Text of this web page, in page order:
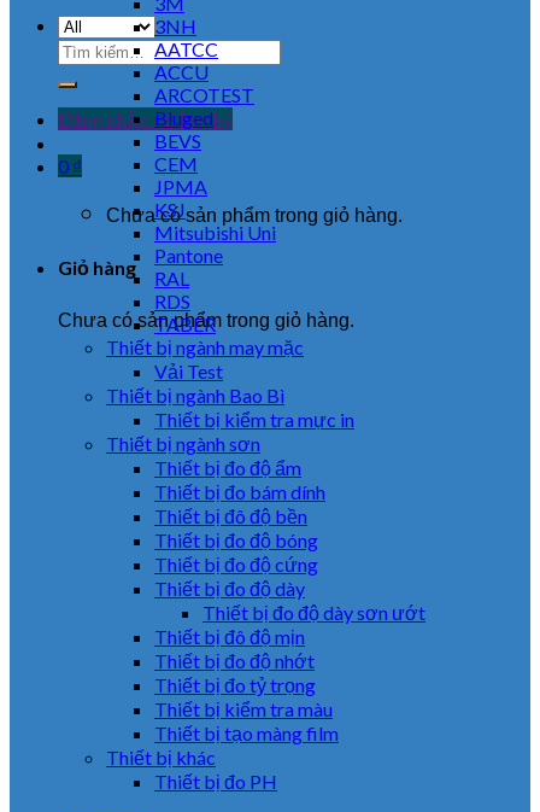
Đăng nhập / Đăng ký
0 ₫
Chưa có sản phẩm trong giỏ hàng.
Giỏ hàng
Chưa có sản phẩm trong giỏ hàng.
3NH
AATCC
ACCU
ARCOTEST
Biuged
BEVS
CEM
JPMA
KSJ
Mitsubishi Uni
Pantone
RAL
RDS
TABER
Thiết bị ngành may mặc
Vải Test
Thiết bị ngành Bao Bì
Thiết bị kiểm tra mực in
Thiết bị ngành sơn
Thiết bị đo độ ẩm
Thiết bị đo bám dính
Thiết bị đô độ bền
Thiết bị đo độ bóng
Thiết bị đo độ cứng
Thiết bị đo độ dày
Thiết bị đo độ dày sơn ướt
Thiết bị đô độ mịn
Thiết bị đo độ nhớt
Thiết bị đo tỷ trọng
Thiết bị kiểm tra màu
Thiết bị tạo màng film
Thiết bị khác
Thiết bị đo PH